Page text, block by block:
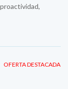
OFERTA DESTACADA